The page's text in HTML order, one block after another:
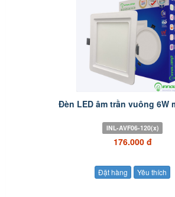
Đèn LED âm trần vuông 6W
INL-AVF06-120(x)
176.000 đ
Đặt hàng Yêu thích